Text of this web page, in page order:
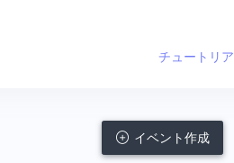
チュートリ
イベント作成